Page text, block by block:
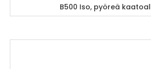
B500 Iso, pyöreä